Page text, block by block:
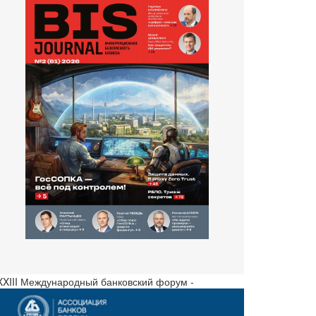
Международный банковский форум -